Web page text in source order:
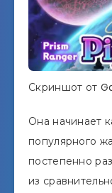
Скриншот от
Она начинает
популярного
постепенно
из